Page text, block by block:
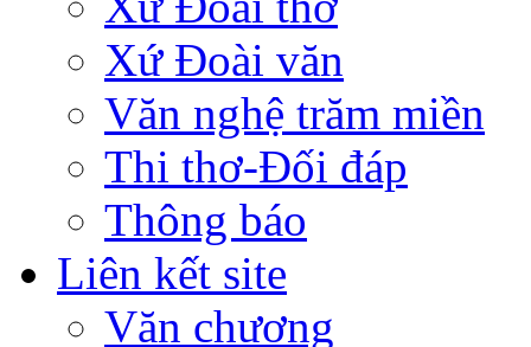
Xứ Đoài văn
Văn nghệ trăm miền
Thi thơ-Đối đáp
Thông báo
Liên kết site
Văn chương